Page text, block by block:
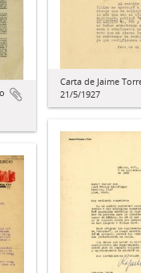
Carta de Jaime
21/5/1927